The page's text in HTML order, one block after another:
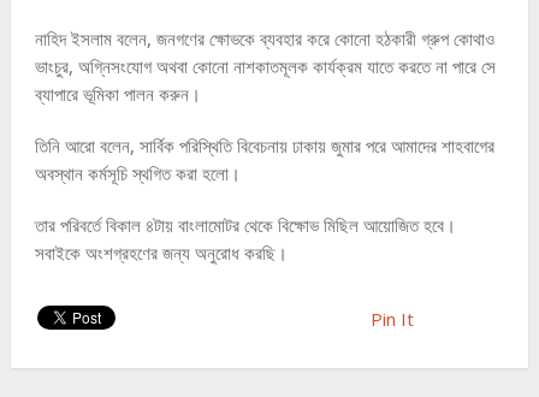
নাহিদ ইসলাম বলেন, জনগণের ক্ষোভকে ব্যবহার করে কোনো হঠকারী গ্রুপ কোথাও
ভাংচুর, অগ্নিসংযোগ অথবা কোনো নাশকাতমূলক কার্যক্রম যাতে করতে না পারে সে
ব্যাপারে ভূমিকা পালন করুন।
তিনি আরো বলেন, সার্বিক পরিস্থিতি বিবেচনায় ঢাকায় জুমার পরে আমাদের শাহবাগের
অবস্থান কর্মসূচি স্থগিত করা হলো।
তার পরিবর্তে বিকাল ৪টায় বাংলামোটর থেকে বিক্ষোভ মিছিল আয়োজিত হবে।
সবাইকে অংশগ্রহণের জন্য অনুরোধ করছি।
Pin It